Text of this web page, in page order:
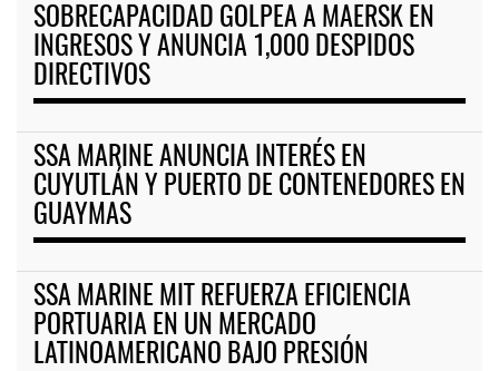
SOBRECAPACIDAD GOLPEA A MAERSK EN
INGRESOS Y ANUNCIA 1,000 DESPIDOS
DIRECTIVOS
SSA MARINE ANUNCIA INTERÉS EN
CUYUTLÁN Y PUERTO DE CONTENEDORES EN
GUAYMAS
SSA MARINE MIT REFUERZA EFICIENCIA
PORTUARIA EN UN MERCADO
LATINOAMERICANO BAJO PRESIÓN